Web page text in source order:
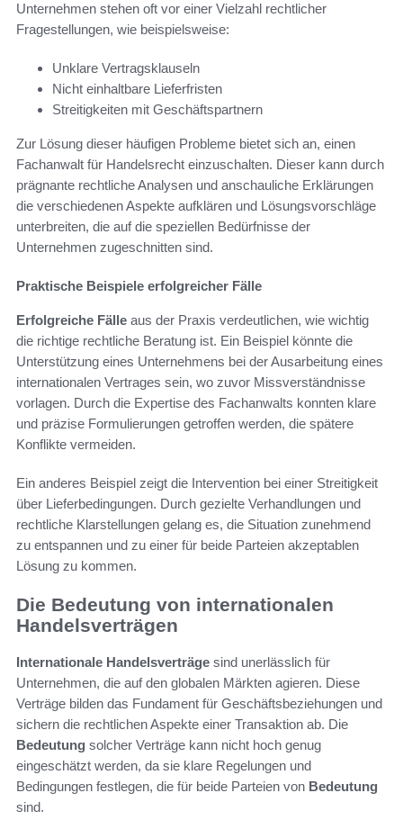
Unternehmen stehen oft vor einer Vielzahl rechtlicher
Fragestellungen, wie beispielsweise:
Unklare Vertragsklauseln
Nicht einhaltbare Lieferfristen
Streitigkeiten mit Geschäftspartnern
Zur Lösung dieser häufigen Probleme bietet sich an, einen
Fachanwalt für Handelsrecht einzuschalten. Dieser kann durch
prägnante rechtliche Analysen und anschauliche Erklärungen
die verschiedenen Aspekte aufklären und Lösungsvorschläge
unterbreiten, die auf die speziellen Bedürfnisse der
Unternehmen zugeschnitten sind.
Praktische Beispiele erfolgreicher Fälle
Erfolgreiche Fälle aus der Praxis verdeutlichen, wie wichtig
die richtige rechtliche Beratung ist. Ein Beispiel könnte die
Unterstützung eines Unternehmens bei der Ausarbeitung eines
internationalen Vertrages sein, wo zuvor Missverständnisse
vorlagen. Durch die Expertise des Fachanwalts konnten klare
und präzise Formulierungen getroffen werden, die spätere
Konflikte vermeiden.
Ein anderes Beispiel zeigt die Intervention bei einer Streitigkeit
über Lieferbedingungen. Durch gezielte Verhandlungen und
rechtliche Klarstellungen gelang es, die Situation zunehmend
zu entspannen und zu einer für beide Parteien akzeptablen
Lösung zu kommen.
Die Bedeutung von internationalen
Handelsverträgen
Internationale Handelsverträge sind unerlässlich für
Unternehmen, die auf den globalen Märkten agieren. Diese
Verträge bilden das Fundament für Geschäftsbeziehungen und
sichern die rechtlichen Aspekte einer Transaktion ab. Die
Bedeutung solcher Verträge kann nicht hoch genug
eingeschätzt werden, da sie klare Regelungen und
Bedingungen festlegen, die für beide Parteien von Bedeutung
sind.